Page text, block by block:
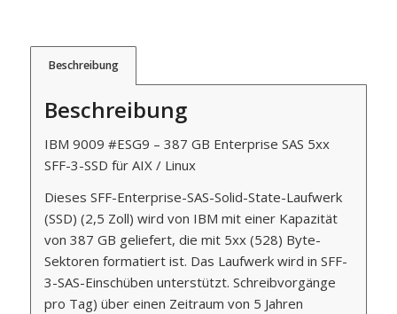
Beschreibung
Beschreibung
IBM 9009 #ESG9 – 387 GB Enterprise SAS 5xx
SFF-3-SSD für AIX / Linux
Dieses SFF-Enterprise-SAS-Solid-State-Laufwerk
(SSD) (2,5 Zoll) wird von IBM mit einer Kapazität
von 387 GB geliefert, die mit 5xx (528) Byte-
Sektoren formatiert ist. Das Laufwerk wird in SFF-
3-SAS-Einschüben unterstützt. Schreibvorgänge
pro Tag) über einen Zeitraum von 5 Jahren